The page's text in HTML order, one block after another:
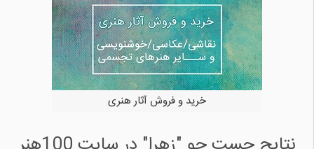
خرید و فروش آثار هنری